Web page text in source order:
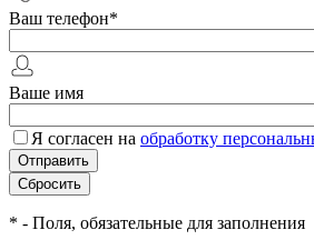
Ваш телефон*
Ваше имя
Я согласен на обработку
* - Поля, обязательные для заполнения